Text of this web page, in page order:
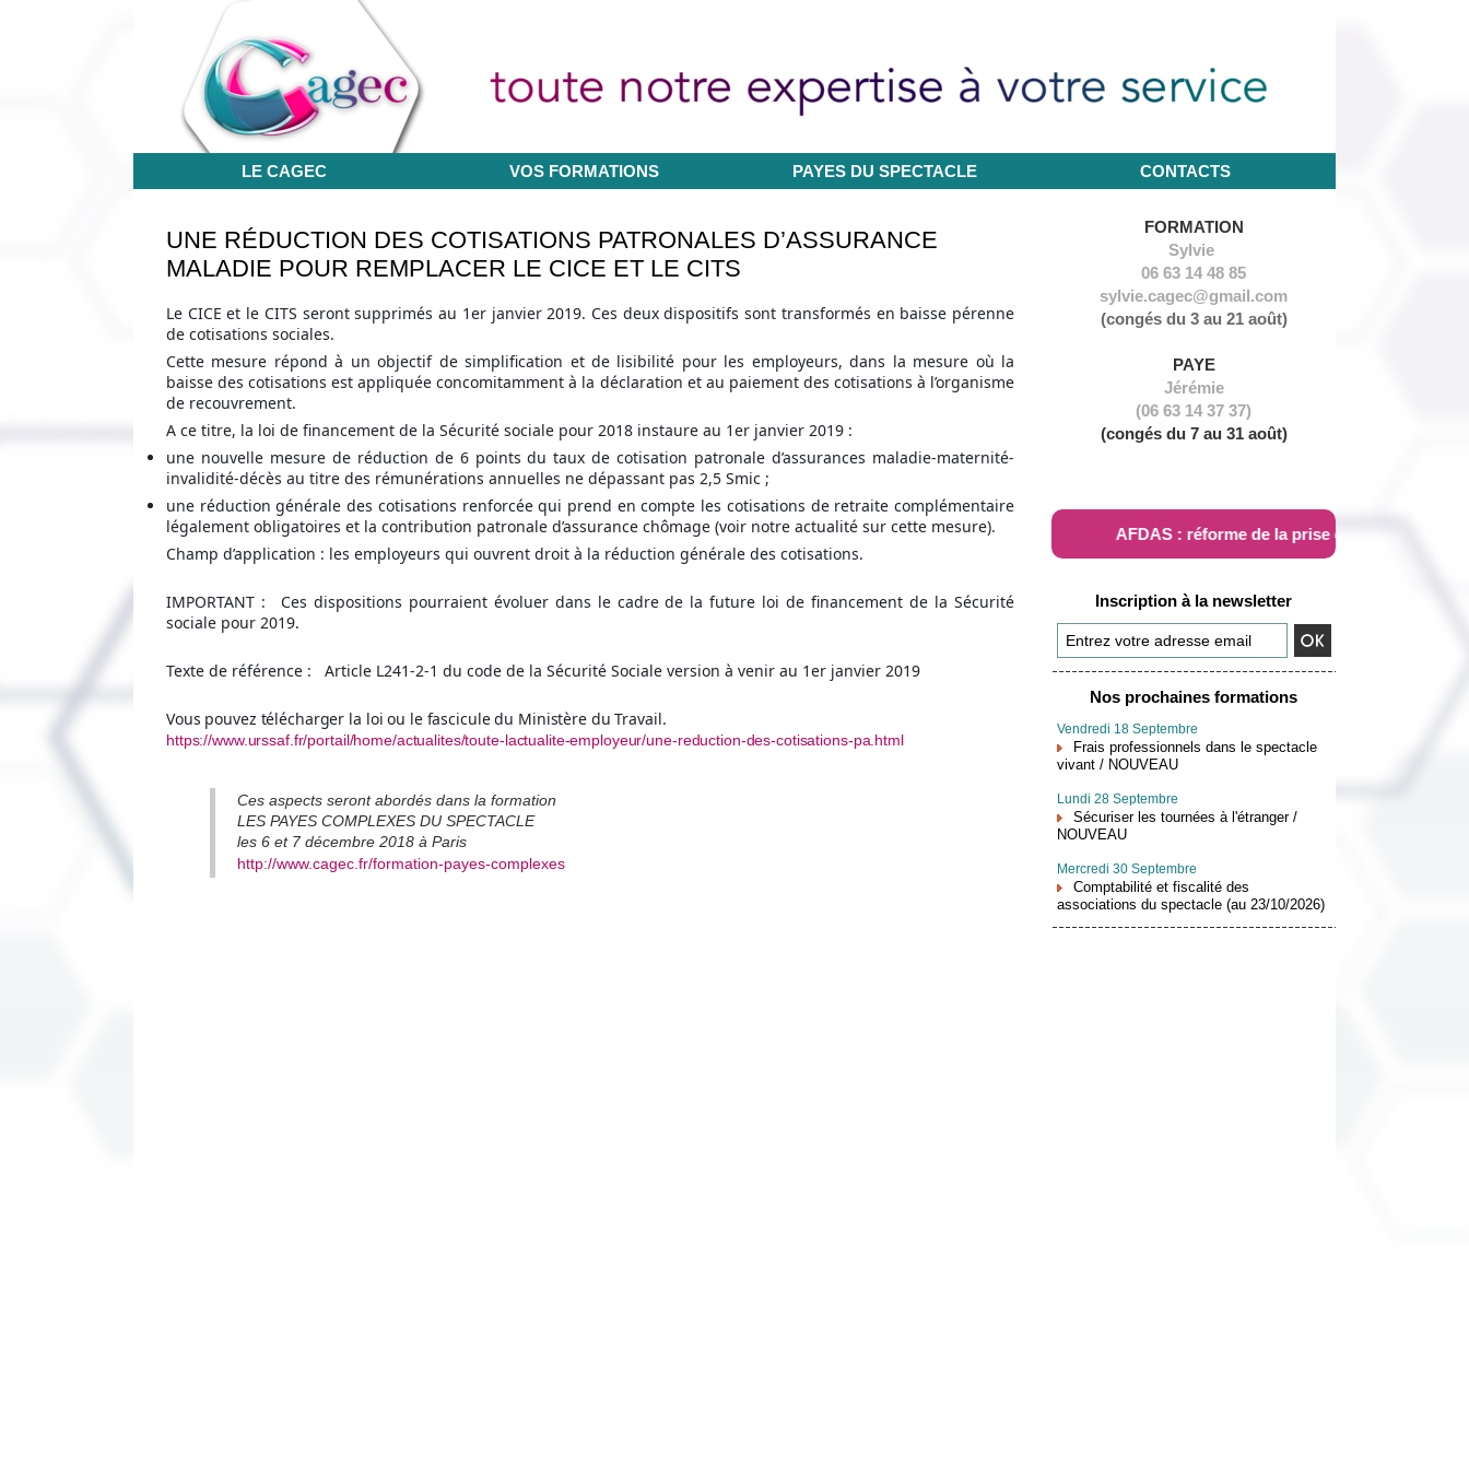
LE CAGEC VOS FORMATIONS PAYES DU SPECTACLE CONTACTS
UNE RÉDUCTION DES COTISATIONS PATRONALES D’ASSURANCE
MALADIE POUR REMPLACER LE CICE ET LE CITS
Le CICE et le CITS seront supprimés au 1er janvier 2019. Ces deux dispositifs sont transformés en baisse pérenne
de cotisations sociales.
Cette mesure répond à un objectif de simplification et de lisibilité pour les employeurs, dans la mesure où la
baisse des cotisations est appliquée concomitamment à la déclaration et au paiement des cotisations à l’organisme
de recouvrement.
A ce titre, la loi de financement de la Sécurité sociale pour 2018 instaure au 1er janvier 2019 :
une nouvelle mesure de réduction de 6 points du taux de cotisation patronale d’assurances maladie-maternité-
invalidité-décès au titre des rémunérations annuelles ne dépassant pas 2,5 Smic ;
une réduction générale des cotisations renforcée qui prend en compte les cotisations de retraite complémentaire
légalement obligatoires et la contribution patronale d’assurance chômage (voir notre actualité sur cette mesure).
Champ d’application : les employeurs qui ouvrent droit à la réduction générale des cotisations.
IMPORTANT : Ces dispositions pourraient évoluer dans le cadre de la future loi de financement de la Sécurité
sociale pour 2019.
Texte de référence : Article L241-2-1 du code de la Sécurité Sociale version à venir au 1er janvier 2019
Vous pouvez télécharger la loi ou le fascicule du Ministère du Travail.
https://www.urssaf.fr/portail/home/actualites/toute-lactualite-employeur/une-reduction-des-cotisations-pa.html
Ces aspects seront abordés dans la formation
LES PAYES COMPLEXES DU SPECTACLE
les 6 et 7 décembre 2018 à Paris
http://www.cagec.fr/formation-payes-complexes
FORMATION
Sylvie
06 63 14 48 85
sylvie.cagec@gmail.com
(congés du 3 au 21 août)
PAYE
Jérémie
(06 63 14 37 37)
(congés du 7 au 31 août)
AFDAS : réforme de la prise en charge
Inscription à la newsletter
Nos prochaines formations
Vendredi 18 Septembre
Frais professionnels dans le spectacle
vivant / NOUVEAU
Lundi 28 Septembre
Sécuriser les tournées à l'étranger /
NOUVEAU
Mercredi 30 Septembre
Comptabilité et fiscalité des
associations du spectacle (au 23/10/2026)